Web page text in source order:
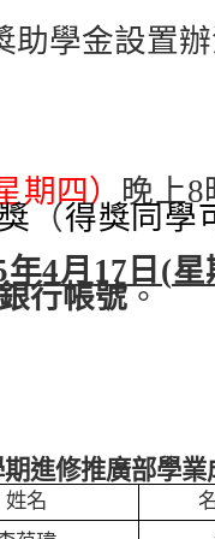
學金設置辦
期四）晚上8
（得獎同學
年4月 17 日 (星
行帳號。
期進修推廣部學
姓名